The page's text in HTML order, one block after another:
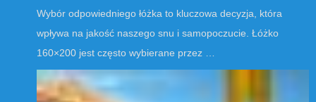
Wybór odpowiedniego łóżka to kluczowa decyzja, która
wpływa na jakość naszego snu i samopoczucie. Łóżko
160×200 jest często wybierane przez …